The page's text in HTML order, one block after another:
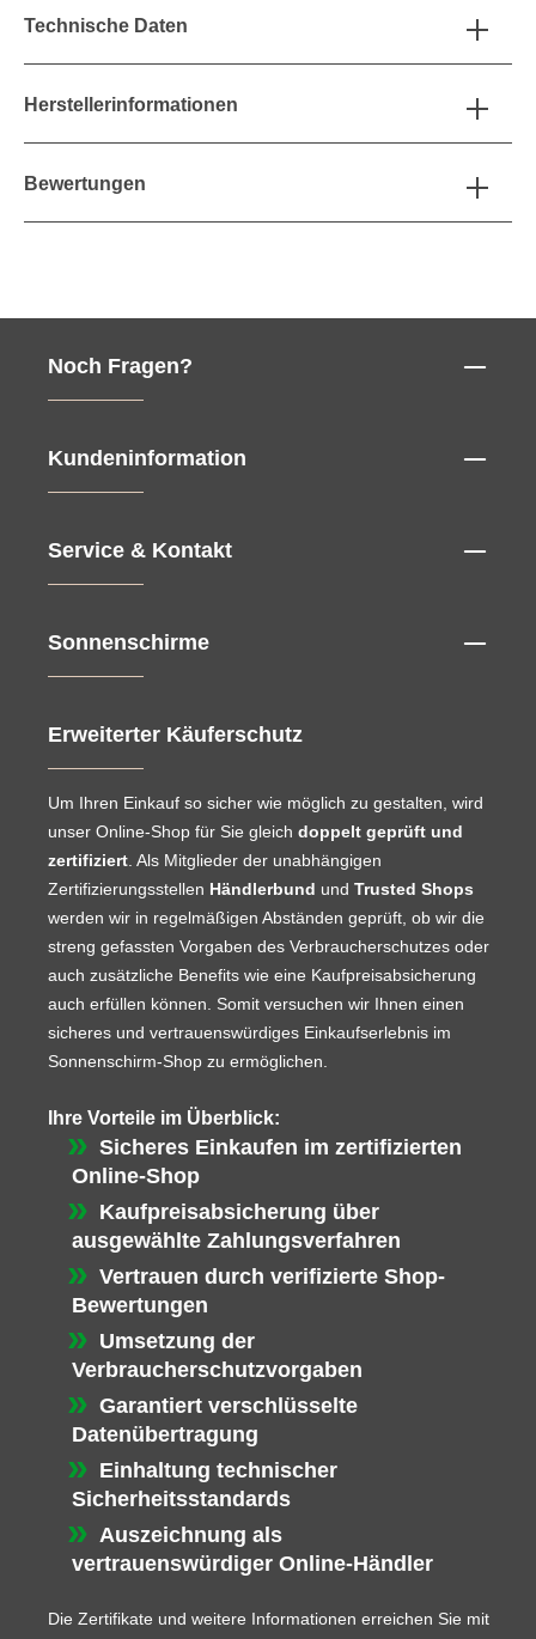
Technische Daten
Herstellerinformationen
Bewertungen
Noch Fragen?
Kundeninformation
Service & Kontakt
Sonnenschirme
Erweiterter Käuferschutz
Um Ihren Einkauf so sicher wie möglich zu gestalten, wird
unser Online-Shop für Sie gleich doppelt geprüft und
zertifiziert. Als Mitglieder der unabhängigen
Zertifizierungsstellen Händlerbund und Trusted Shops
werden wir in regelmäßigen Abständen geprüft, ob wir die
streng gefassten Vorgaben des Verbraucherschutzes oder
auch zusätzliche Benefits wie eine Kaufpreisabsicherung
auch erfüllen können. Somit versuchen wir Ihnen einen
sicheres und vertrauenswürdiges Einkaufserlebnis im
Sonnenschirm-Shop zu ermöglichen.
Ihre Vorteile im Überblick:
Sicheres Einkaufen im zertifizierten
Online-Shop
Kaufpreisabsicherung über
ausgewählte Zahlungsverfahren
Vertrauen durch verifizierte Shop-
Bewertungen
Umsetzung der
Verbraucherschutzvorgaben
Garantiert verschlüsselte
Datenübertragung
Einhaltung technischer
Sicherheitsstandards
Auszeichnung als
vertrauenswürdiger Online-Händler
Die Zertifikate und weitere Informationen erreichen Sie mit